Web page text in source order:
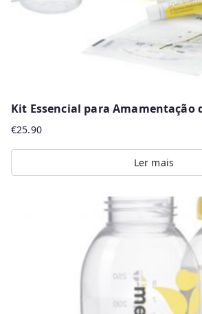
Kit Essencial para Amamentação
€25.90
Ler mais